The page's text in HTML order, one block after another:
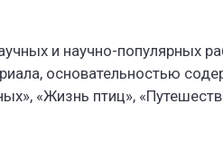
и научно-популярных
основательностью
«Жизнь птиц»,